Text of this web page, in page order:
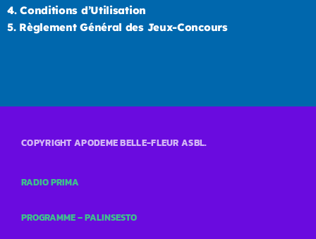
4. Conditions d’Utilisation
5. Règlement Général des Jeux-Concours
COPYRIGHT APODEME BELLE-FLEUR ASBL.
RADIO PRIMA
PROGRAMME – PALINSESTO